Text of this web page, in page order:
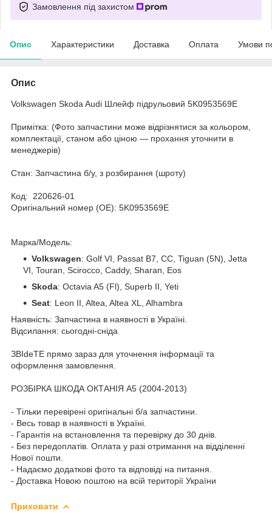
Замовлення під захистом
Опис Характеристики Доставка Оплата Умови
Опис
Volkswagen Skoda Audi Шлейф підрульовий 5K0953569E
Примітка: (Фото запчастини може відрізнятися за кольором,
комплектації, станом або ціною — прохання уточнити в
менеджерів)
Стан: Запчастина б/у, з розбирання (шроту)
Код: 220626-01
Оригінальний номер (ОЕ): 5K0953569E
Марка/Модель:
Volkswagen: Golf VI, Passat B7, CC, Tiguan (5N), Jetta
VI, Touran, Scirocco, Caddy, Sharan, Eos
Skoda: Octavia A5 (Fl), Superb II, Yeti
Seat: Leon II, Altea, Altea XL, Alhambra
Наявність: Запчастина в наявності в Україні.
Відсилання: сьогодні-сніда
ЗВІdeТЕ прямо зараз для уточнення інформації та
оформлення замовлення.
РОЗБІРКА ШКОДА ОКТАНІЯ A5 (2004-2013)
- Тільки перевірені оригінальні б/а запчастини.
- Весь товар в наявності в Україні.
- Гарантія на встановлення та перевірку до 30 днів.
- Без передоплатів. Оплата у разі отримання на відділенні
Нової пошти.
- Надаємо додаткові фото та відповіді на питання.
- Доставка Новою поштою на всій території України
Приховати